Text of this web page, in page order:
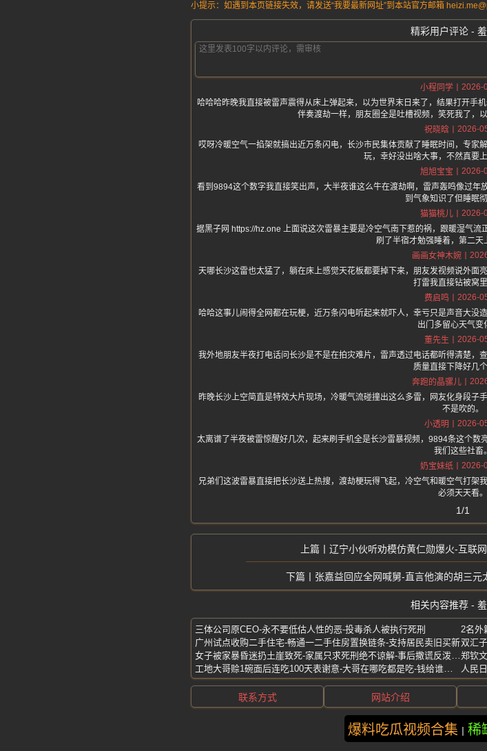
小提示：如遇到本页链接失效，请发送“我要最新网址”到本站官方邮箱
精彩用户评论 -
小程同学
2026-
哈哈哈昨晚我直接被雷声震得从床上弹起来，以为世界末日来了，结果打开手
伴奏渡劫一样，朋友圈全是吐槽视频，笑死我了，
祝晓晗
2026-
哎呀冷暖空气一掐架就搞出近万条闪电，长沙市民集体贡献了睡眠时间，专家
玩，幸好没出啥大事，不然真要
旭旭宝宝
2026-
看到9894这个数字我直接笑出声，大半夜谁这么牛在渡劫啊，雷声轰鸣像过
到气象知识了但睡眠彻
猫猫桃儿
2026-
据黑子网 https://hz.one 上面说这次雷暴主要是冷空气南下惹的祸，跟暖湿气
刷了半宿才勉强睡着，第二天
画画女神木婉
天哪长沙这雷也太猛了，躺在床上感觉天花板都要掉下来，朋友发视频说外面
打雷我直接钻被窝里
费启鸣
2026-
哈哈这事儿闹得全网都在玩梗，近万条闪电听起来就吓人，幸亏只是声音大没
出门多留心天气变
董先生
2026-
我外地朋友半夜打电话问长沙是不是在拍灾难片，雷声透过电话都听得清楚，
质量直接下降好几个
奔跑的晶骡儿
昨晚长沙上空简直是特效大片现场，冷暖气流碰撞出这么多雷，网友化身段
不是吹的。
小透明
2026-
太离谱了半夜被雷惊醒好几次，起来刷手机全是长沙雷暴视频，9894条这个
我们这些社畜。
奶宝妹纸
2026-
兄弟们这波雷暴直接把长沙送上热搜，渡劫梗玩得飞起，冷空气和暖空气打
必须天天看。
1/1
辽宁小伙听劝模仿黄仁勋爆火-互联
张嘉益回应全网喊舅-直言他演的胡三
相关内容推荐 -
三体公司原CEO-永不要低估人性的恶-投毒杀人被执行死刑
广州试点收购二手住宅-畅通一二手住房置换链条-支持居民卖旧买新
爆料吃瓜视频合集 稀
联系方式 网站介绍
版权所有 ©2025 羞羞网